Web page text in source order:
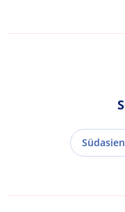
Südasien